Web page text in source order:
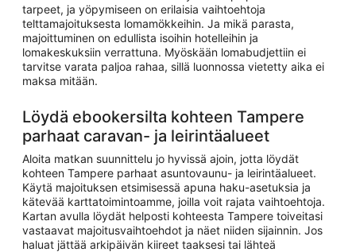
tarpeet, ja yöpymiseen on erilaisia vaihtoehtoja
telttamajoituksesta lomamökkeihin. Ja mikä parasta,
majoittuminen on edullista isoihin hotelleihin ja
lomakeskuksiin verrattuna. Myöskään lomabudjettiin ei
tarvitse varata paljoa rahaa, sillä luonnossa vietetty aika ei
maksa mitään.
Löydä ebookersilta kohteen Tampere
parhaat caravan- ja leirintäalueet
Aloita matkan suunnittelu jo hyvissä ajoin, jotta löydät
kohteen Tampere parhaat asuntovaunu- ja leirintäalueet.
Käytä majoituksen etsimisessä apuna haku-asetuksia ja
kätevää karttatoimintoamme, joilla voit rajata vaihtoehtoja.
Kartan avulla löydät helposti kohteesta Tampere toiveitasi
vastaavat majoitusvaihtoehdot ja näet niiden sijainnin. Jos
haluat jättää arkipäivän kiireet taaksesi tai lähteä